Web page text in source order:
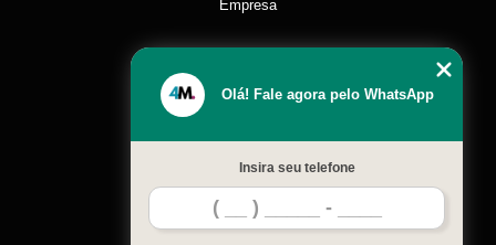
Empresa
Contato
Olá! Fale agora pelo WhatsApp
Insira seu telefone